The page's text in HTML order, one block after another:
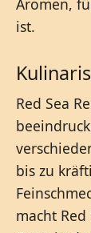
ist.
Red Sea
bis zu
macht